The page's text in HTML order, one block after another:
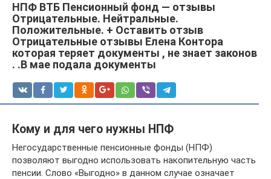
НПФ ВТБ Пенсионный фонд — отзывы
Отрицательные. Нейтральные.
Положительные. + Оставить отзыв
Отрицательные отзывы Елена Контора
которая теряет документы , не знает законов
. .В мае подала документы
Кому и для чего нужны НПФ
Негосударственные пенсионные фонды (НПФ)
позволяют выгодно использовать накопительную часть
пенсии. Слово «Выгодно» в данном случае означает